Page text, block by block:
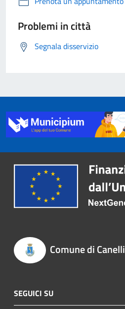
Problemi in città
Segnala disservizio
Comune di Canelli
SEGUICI SU